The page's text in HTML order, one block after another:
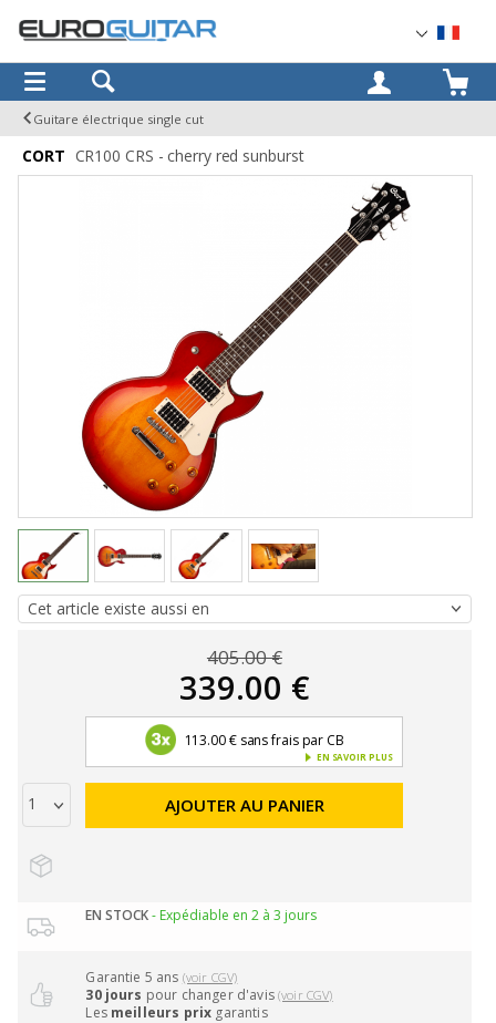
OK
Guitare électrique single cut
CORT CR100 CRS - cherry red sunburst
405.00 €
339.00 €
113.00 € sans frais par CB
EN SAVOIR PLUS
AJOUTER AU PANIER
EN STOCK- Expédiable en 2 à 3 jours
Garantie 5 ans (voir CGV)
30 jours pour changer d'avis(voir CGV)
Les meilleurs prix garantis